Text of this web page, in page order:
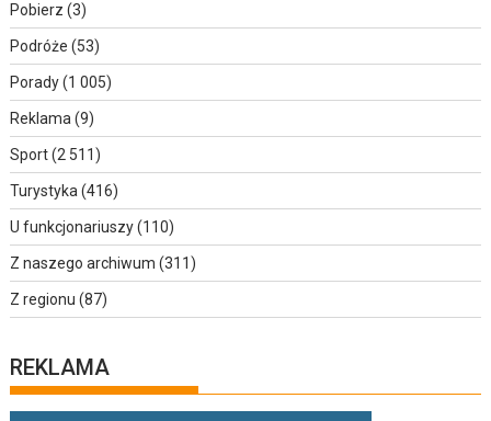
Pobierz (3)
Podróże (53)
Porady(1 005)
Reklama (9)
Sport(2 511)
Turystyka (416)
U funkcjonariuszy(110)
Z naszego archiwum (311)
Z regionu (87)
REKLAMA